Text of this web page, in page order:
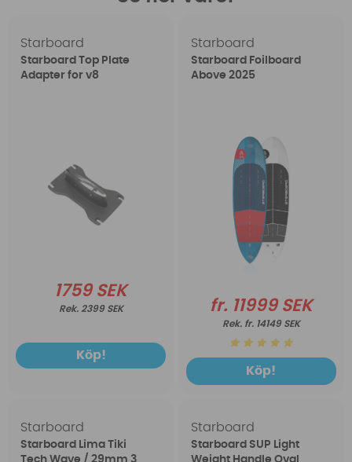
Starboard
Starboard Top Plate
Adapter for v8
1759 SEK
2399 SEK
Köp!
Starboard
Starboard Foilboard
Above 2025
fr. 11999 SEK
fr. 14149 SEK
Köp!
Starboard
Starboard Lima Tiki
Tech Wave / 29mm 3
Starboard
Starboard SUP Light
Weight Handle Oval